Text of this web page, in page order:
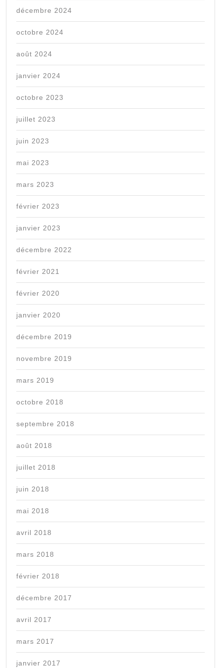
décembre 2024
octobre 2024
août 2024
janvier 2024
octobre 2023
juillet 2023
juin 2023
mai 2023
mars 2023
février 2023
janvier 2023
décembre 2022
février 2021
février 2020
janvier 2020
décembre 2019
novembre 2019
mars 2019
octobre 2018
septembre 2018
août 2018
juillet 2018
juin 2018
mai 2018
avril 2018
mars 2018
février 2018
décembre 2017
avril 2017
mars 2017
janvier 2017